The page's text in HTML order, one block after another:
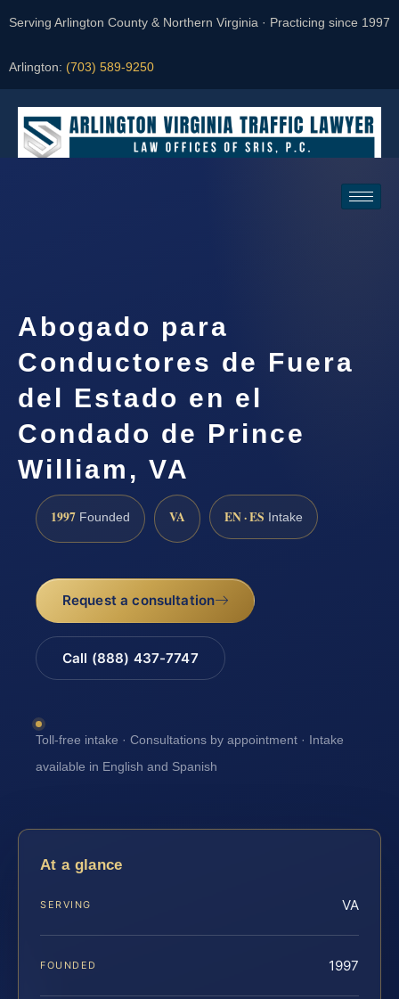
Serving Arlington County & Northern Virginia · Practicing since 1997
Arlington: (703) 589-9250
Abogado para
Conductores de Fuera
del Estado en el
Condado de Prince
William, VA
1997 Founded VA EN · ES Intake
Request a consultation
Call (888) 437-7747
Toll-free intake · Consultations by appointment · Intake
available in English and Spanish
At a glance
SERVING VA
FOUNDED 1997